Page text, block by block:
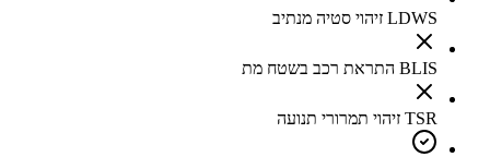
LDWS זיהוי סטיה מנתיב
BLIS התראת רכב בשטח מת
TSR זיהוי תמרורי תנועה